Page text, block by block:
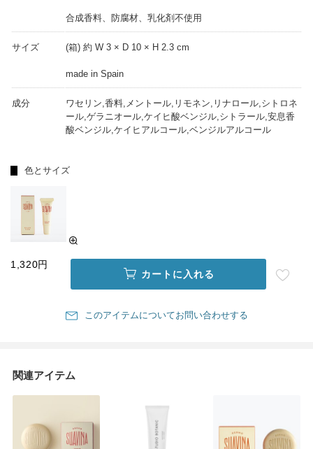
合成香料、防腐材、乳化剤不使用
サイズ (箱) 約 W 3 × D 10 × H 2.3 cm
made in Spain
成分
ワセリン,香料,メントール,リモネン,リナロール,シトロネ
ール,ゲラニオール,ケイヒ酸ベンジル,シトラール,安息香
酸ベンジル,ケイヒアルコール,ベンジルアルコール
色とサイズ
1,320円
カートに入れる
このアイテムについてお問い合わせする
関連アイテム